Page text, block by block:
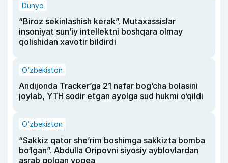
Dunyo
“Biroz sekinlashish kerak”. Mutaxassislar
insoniyat sun’iy intellektni boshqara olmay
qolishidan xavotir bildirdi
O‘zbekiston
Andijonda Tracker’ga 21 nafar bog‘cha bolasini
joylab, YTH sodir etgan ayolga sud hukmi o‘qildi
O‘zbekiston
“Sakkiz qator she’rim boshimga sakkizta bomba
bo‘lgan”. Abdulla Oripovni siyosiy ayblovlardan
asrab qolgan voqea